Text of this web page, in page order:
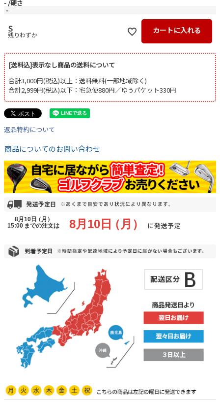
- 硬さ
-
S
残りわずか カートに入れる
[送料込]表示なし商品の送料について
合計3,000円(税込)以上：送料無料(一部地域除く)
合計2,999円(税込)以下：宅急便880円／ゆうパケット330円
返品特約について
商品についてのお問い合わせ